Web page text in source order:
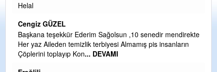
Helal
Cengiz GÜZEL
Başkana teşekkür Ederim Sağolsun ,10 senedir mendirekte
Her yaz Aileden temizlik terbiyesi Almamış pis insanların
Çöplerini toplayıp Kon... DEVAMI